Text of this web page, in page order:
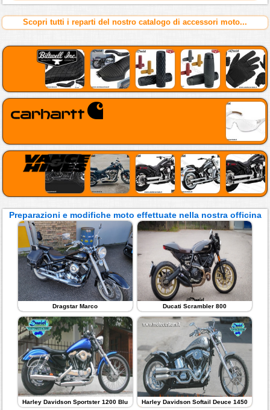
Scopri tutti i reparti del nostro catalogo di accessori moto...
Preparazioni e modifiche moto effettuate nella nostra officina
Dragstar Marco Ducati Scrambler 800
Harley Davidson Sportster 1200 Blu Harley Davidson Softail Deuce 1450